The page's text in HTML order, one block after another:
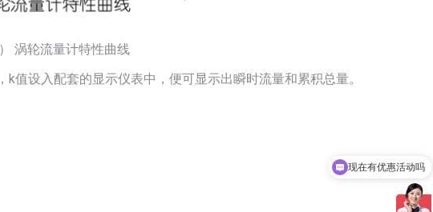
涡轮流量计特性曲线
值设入配套的显示仪表中，便可显示出瞬时流量和累积总量。
可以介绍下你们的产品么